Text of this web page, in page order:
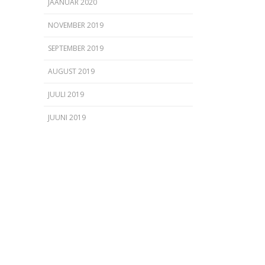
JAANUAR 2020
NOVEMBER 2019
SEPTEMBER 2019
AUGUST 2019
JUULI 2019
JUUNI 2019